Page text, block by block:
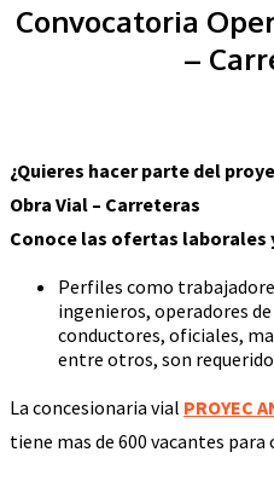
Convocatoria
–
¿Quieres hacer parte del
Obra Vial – Carreteras
Conoce las ofertas
Perfiles como
ingenieros, operadores
conductores, oficiales,
entre otros, son
La concesionaria vial PROYEC
tiene mas de 600 vacantes